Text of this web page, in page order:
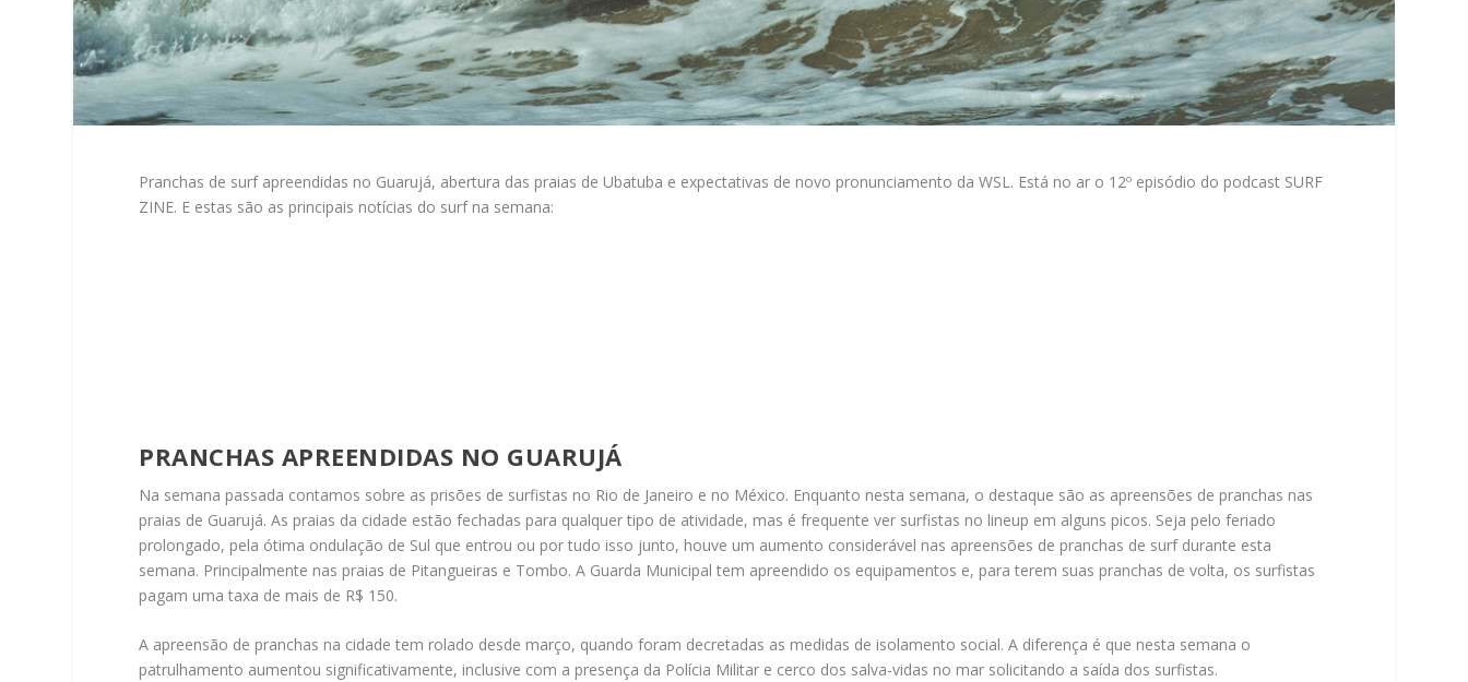
Pranchas de surf apreendidas no Guarujá, abertura das praias de Ubatuba e expectativas de novo pronunciamento da WSL. Está no ar o 12º episódio do podcast SURF
ZINE. E estas são as principais notícias do surf na semana:
PRANCHAS APREENDIDAS NO GUARUJÁ
Na semana passada contamos sobre as prisões de surfistas no Rio de Janeiro e no México. Enquanto nesta semana, o destaque são as apreensões de pranchas nas
praias de Guarujá. As praias da cidade estão fechadas para qualquer tipo de atividade, mas é frequente ver surfistas no lineup em alguns picos. Seja pelo feriado
prolongado, pela ótima ondulação de Sul que entrou ou por tudo isso junto, houve um aumento considerável nas apreensões de pranchas de surf durante esta
semana. Principalmente nas praias de Pitangueiras e Tombo. A Guarda Municipal tem apreendido os equipamentos e, para terem suas pranchas de volta, os surfistas
pagam uma taxa de mais de R$ 150.
A apreensão de pranchas na cidade tem rolado desde março, quando foram decretadas as medidas de isolamento social. A diferença é que nesta semana o
patrulhamento aumentou significativamente, inclusive com a presença da Polícia Militar e cerco dos salva-vidas no mar solicitando a saída dos surfistas.